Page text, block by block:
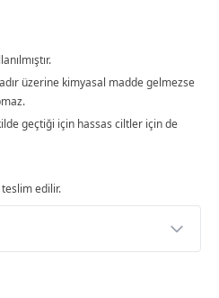
üzerine kimyasal madde gelmezse
geçtiği için hassas ciltler için de
edilir.